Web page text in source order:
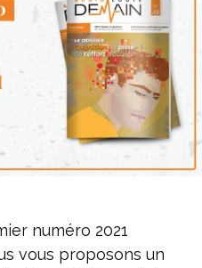
numéro 2021
vous proposons un